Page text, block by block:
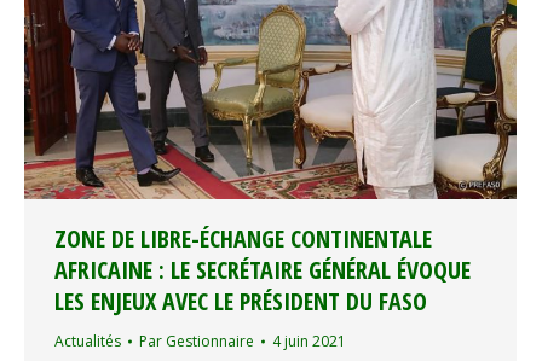
ZONE DE LIBRE-ÉCHANGE CONTINENTALE
AFRICAINE : LE SECRÉTAIRE GÉNÉRAL ÉVOQUE
LES ENJEUX AVEC LE PRÉSIDENT DU FASO
Actualités Par Gestionnaire 4 juin 2021